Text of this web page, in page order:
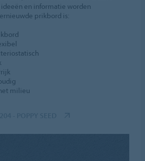
en informatie worden
prikbord is:
milieu